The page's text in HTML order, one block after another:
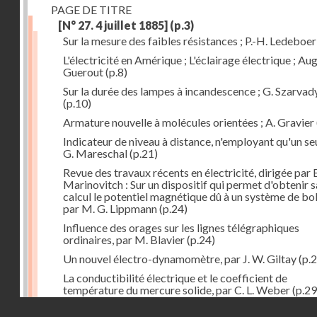
PAGE DE TITRE
[N° 27. 4 juillet 1885] (p.3)
Sur la mesure des faibles résistances ; P.-H. Ledeboer
L'électricité en Amérique ; L'éclairage électrique ;
Guerout(p.8)
Sur la durée des lampes à incandescence ; G.
(p.10)
Armature nouvelle à molécules orientées ; A. Gravier
Indicateur de niveau à distance, n'employant qu'un
G. Mareschal(p.21)
Revue des travaux récents en électricité, dirigée par
Marinovitch : Sur un dispositif qui permet d'obtenir
calcul le potentiel magnétique dû à un système de
par M. G. Lippmann(p.24)
Influence des orages sur les lignes télégraphiques
ordinaires, par M. Blavier(p.24)
Un nouvel électro-dynamomètre, par J. W. Giltay
La conductibilité électrique et le coefficient de
température du mercure solide, par C. L. Weber